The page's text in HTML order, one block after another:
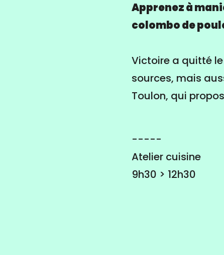
Apprenez à
colombo de
Victoire a quitté
sources, mais
Toulon, qui
-----
Atelier cuisine
9h30 > 12h30